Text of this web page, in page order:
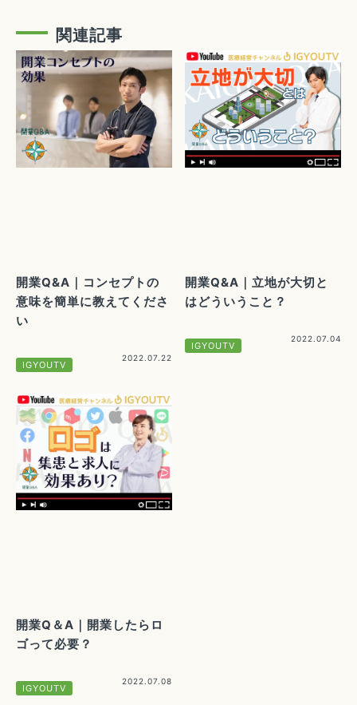
関連記事
開業Q&A｜コンセプトの
意味を簡単に教えてくださ
い
IGYOUTV
2022.07.22
開業Q&A｜立地が大切と
はどういうこと？
IGYOUTV
2022.07.04
開業Q＆A｜開業したらロ
ゴって必要？
IGYOUTV
2022.07.08